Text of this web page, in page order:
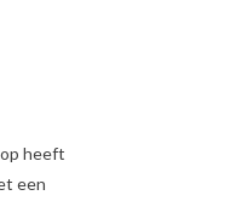
heeft
een